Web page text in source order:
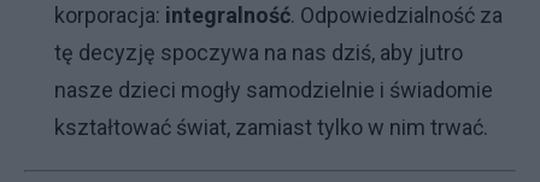
korporacja: integralność. Odpowiedzialność za
tę decyzję spoczywa na nas dziś, aby jutro
nasze dzieci mogły samodzielnie i świadomie
kształtować świat, zamiast tylko w nim trwać.